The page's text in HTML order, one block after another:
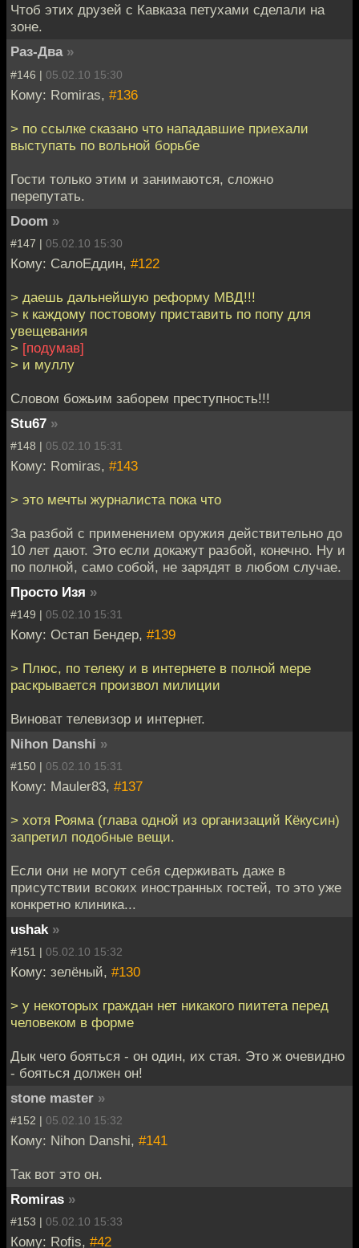
Чтоб этих друзей с Кавказа петухами сделали на
зоне.
Раз-Два »
#146 | 05.02.10 15:30
Кому: Romiras, #136
> по ссылке сказано что нападавшие приехали
выступать по вольной борьбе
Гости только этим и занимаются, сложно
перепутать.
Doom »
#147 | 05.02.10 15:30
Кому: СалоЕддин, #122
> даешь дальнейшую реформу МВД!!!
> к каждому постовому приставить по попу для
увещевания
> [подумав]
> и муллу
Словом божьим заборем преступность!!!
Stu67 »
#148 | 05.02.10 15:31
Кому: Romiras, #143
> это мечты журналиста пока что
За разбой с применением оружия действительно до
10 лет дают. Это если докажут разбой, конечно. Ну и
по полной, само собой, не зарядят в любом случае.
Просто Изя »
#149 | 05.02.10 15:31
Кому: Остап Бендер, #139
> Плюс, по телеку и в интернете в полной мере
раскрывается произвол милиции
Виноват телевизор и интернет.
Nihon Danshi »
#150 | 05.02.10 15:31
Кому: Mauler83, #137
> хотя Рояма (глава одной из организаций Кёкусин)
запретил подобные вещи.
Если они не могут себя сдерживать даже в
присутствии всоких иностранных гостей, то это уже
конкретно клиника...
ushak »
#151 | 05.02.10 15:32
Кому: зелёный, #130
> у некоторых граждан нет никакого пиитета перед
человеком в форме
Дык чего бояться - он один, их стая. Это ж очевидно
- бояться должен он!
stone master »
#152 | 05.02.10 15:32
Кому: Nihon Danshi, #141
Так вот это он.
Romiras »
#153 | 05.02.10 15:33
Кому: Rofis, #42